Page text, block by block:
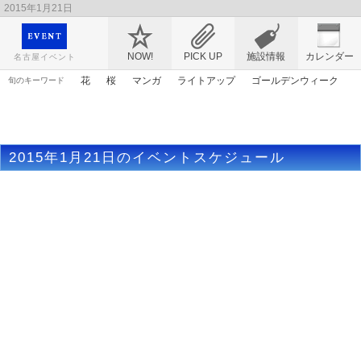
2015年1月21日
映画や音楽コンサート、レジャーやアート、テレビ、ショップ、出会い、転職まで名古
屋のイベント情報を幅広く掲載
名古屋イベント NOW! PICK UP カレンダー
施設情報
旬のキーワード 花 桜 マンガ ライトアップ
ゴールデンウィーク
2015年1月21日のイベントスケジュール